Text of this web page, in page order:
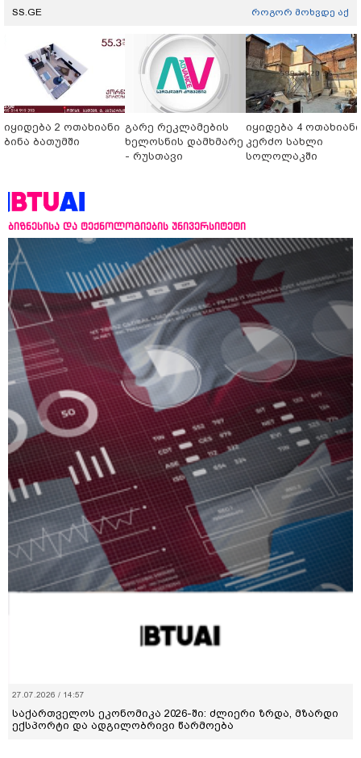
SS.GE როგორ მოხვდე აქ
იყიდება 2 ოთახიანი
ბინა ბათუმში
გარე რეკლამების
ხელოსნის დამხმარე
- რუსთავი
იყიდება 4 ოთახიანი
კერძო სახლი
სოლოლაკში
ბიზნესისა და ტექნოლოგიების უნივერსიტეტი
27.07.2026 / 14:57
საქართველოს ეკონომიკა 2026-ში: ძლიერი ზრდა, მზარდი
ექსპორტი და ადგილობრივი წარმოება